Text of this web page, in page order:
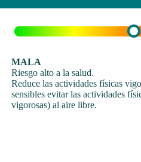
MALA
Riesgo alto a la salud.
Reduce las actividades físicas
sensibles evitar las actividades
vigorosas) al aire libre.